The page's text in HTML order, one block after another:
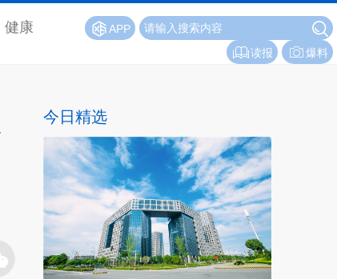
健康
APP
爆料
读报
今日精选